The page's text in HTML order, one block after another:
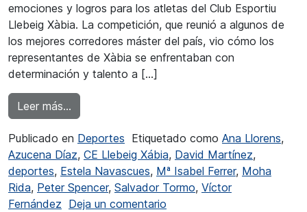
emociones y logros para los atletas del Club Esportiu
Llebeig Xàbia. La competición, que reunió a algunos de
los mejores corredores máster del país, vio cómo los
representantes de Xàbia se enfrentaban con
determinación y talento a […]
Leer más…
Publicado en Deportes Etiquetado como Ana Llorens,
Azucena Díaz, CE Llebeig Xábia, David Martínez,
deportes, Estela Navascues, Mª Isabel Ferrer, Moha
Rida, Peter Spencer, Salvador Tormo, Víctor
Fernández Deja un comentario